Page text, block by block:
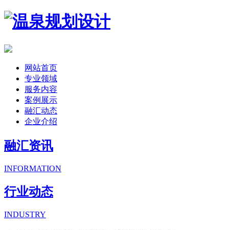
网站首页
专业领域
服务内容
案例展示
融汇动态
企业介绍
融汇资讯
INFORMATION
行业动态
INDUSTRY